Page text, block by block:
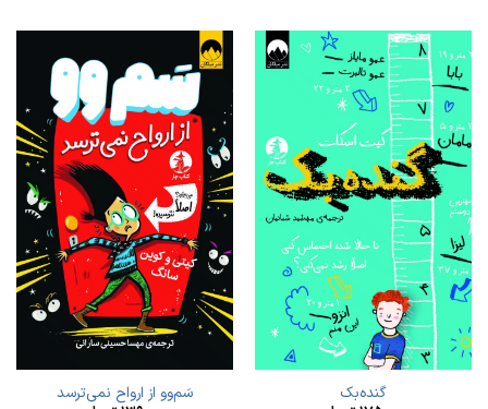
گنده‌بک
سَم‌وو از ارواح نمی‌ترسد